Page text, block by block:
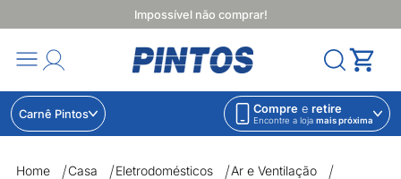
Impossível não comprar!
Carnê Pintos Compre e retire
Encontre a loja mais próxima
Home Casa Eletrodomésticos
Ar e Ventilação